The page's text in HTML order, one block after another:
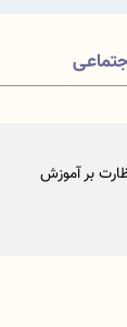
بر آموزش